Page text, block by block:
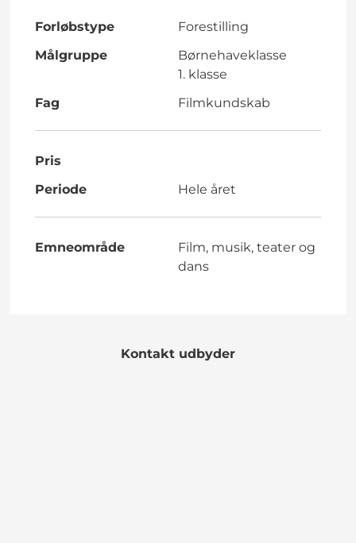
Forløbstype
Forestilling
Målgruppe
Børnehaveklasse
1. klasse
Fag
Filmkundskab
Pris
Periode
Hele året
Emneområde
Film, musik, teater og
dans
Kontakt udbyder